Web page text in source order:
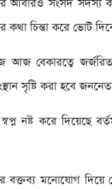
আবারও সংসদ সদস্য
চিন্তা করে ভোট
বেকারত্বে
সৃষ্টি করা হবে
নষ্ট করে দিয়েছে
বক্তব্য মনোযোগ